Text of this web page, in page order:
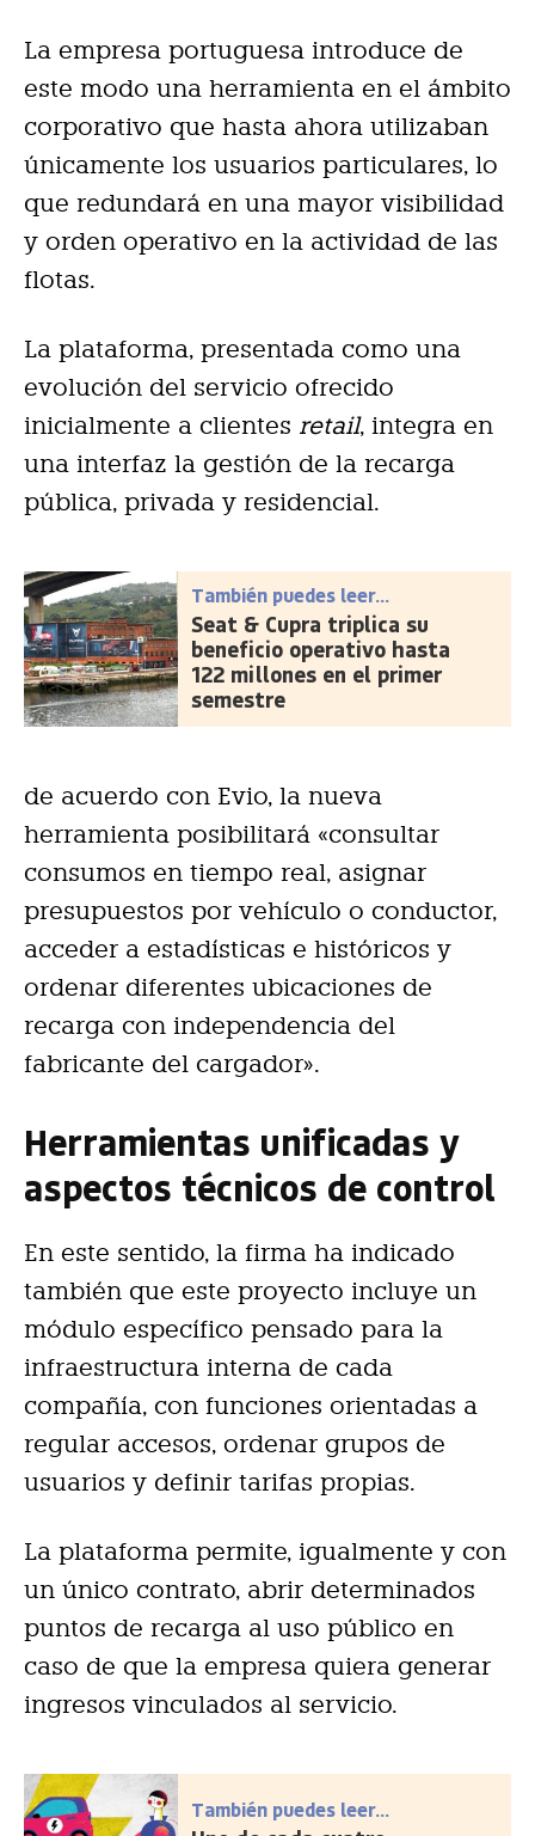
La empresa portuguesa introduce de
este modo una herramienta en el ámbito
corporativo que hasta ahora utilizaban
únicamente los usuarios particulares, lo
que redundará en una mayor visibilidad
y orden operativo en la actividad de las
flotas.
La plataforma, presentada como una
evolución del servicio ofrecido
inicialmente a clientes retail, integra en
una interfaz la gestión de la recarga
pública, privada y residencial.
También puedes leer...
Seat & Cupra triplica su
beneficio operativo hasta
122 millones en el primer
semestre
de acuerdo con Evio, la nueva
herramienta posibilitará «consultar
consumos en tiempo real, asignar
presupuestos por vehículo o conductor,
acceder a estadísticas e históricos y
ordenar diferentes ubicaciones de
recarga con independencia del
fabricante del cargador».
Herramientas unificadas y
aspectos técnicos de control
En este sentido, la firma ha indicado
también que este proyecto incluye un
módulo específico pensado para la
infraestructura interna de cada
compañía, con funciones orientadas a
regular accesos, ordenar grupos de
usuarios y definir tarifas propias.
La plataforma permite, igualmente y con
un único contrato, abrir determinados
puntos de recarga al uso público en
caso de que la empresa quiera generar
ingresos vinculados al servicio.
También puedes leer...